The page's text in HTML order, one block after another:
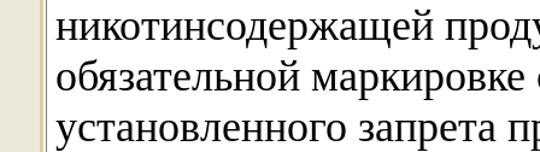
никотинсодержащей
обязательной
установленного запрета